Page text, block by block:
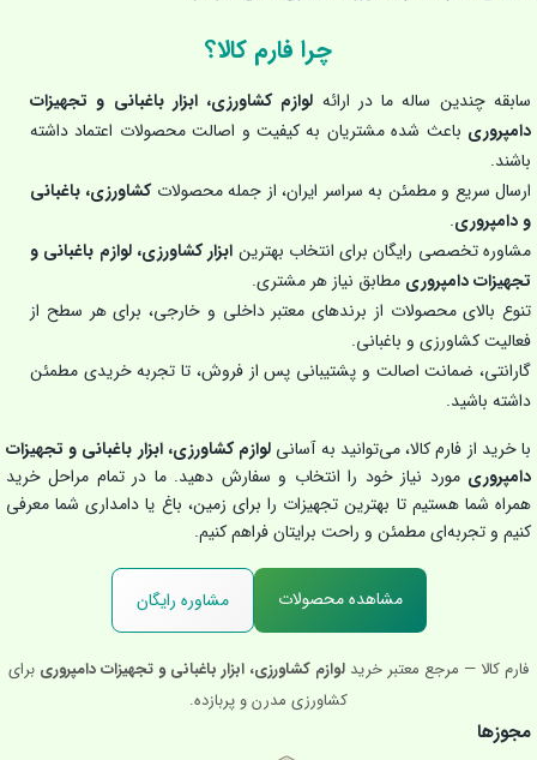
چرا فارم کالا؟
سابقه چندین ساله ما در ارائه لوازم کشاورزی، ابزار باغبانی و تجهیزات
دامپروری باعث شده مشتریان به کیفیت و اصالت محصولات اعتماد داشته
باشند.
ارسال سریع و مطمئن به سراسر ایران، از جمله محصولاتکشاورزی، باغبانی
و دامپروری.
مشاوره تخصصی رایگان برای انتخاب بهترین ابزار کشاورزی، لوازم باغبانی و
تجهیزات دامپروری مطابق نیاز هر مشتری.
تنوع بالای محصولات از برندهای معتبر داخلی و خارجی، برای هر سطح از
فعالیت کشاورزی و باغبانی.
گارانتی، ضمانت اصالت و پشتیبانی پس از فروش، تا تجربه خریدی مطمئن
داشته باشید.
با خرید از فارم کالا، می‌توانید به آسانی لوازم کشاورزی، ابزار باغبانی و تجهیزات
دامپروری مورد نیاز خود را انتخاب و سفارش دهید. ما در تمام مراحل خرید
همراه شما هستیم تا بهترین تجهیزات را برای زمین، باغ یا دامداری شما معرفی
کنیم و تجربه‌ای مطمئن و راحت برایتان فراهم کنیم.
مشاهده محصولات مشاوره رایگان
فارم کالا — مرجع معتبر خرید لوازم کشاورزی، ابزار باغبانی و تجهیزات دامپروری برای
کشاورزی مدرن و پربازده.
مجوزها